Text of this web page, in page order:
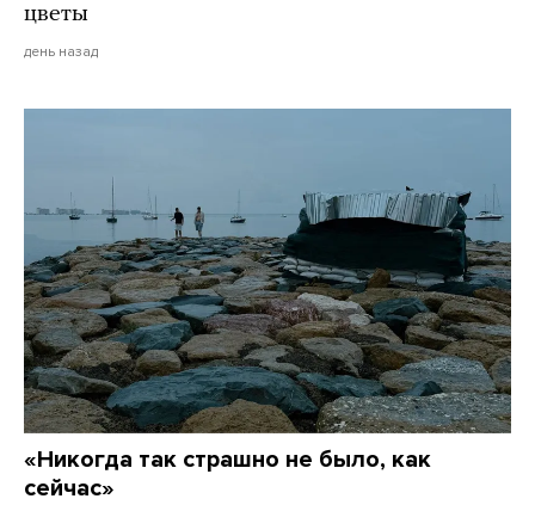
цветы
день назад
«Никогда так страшно не было, как
сейчас»